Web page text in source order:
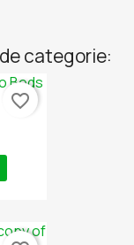
categorie:
favorite_border